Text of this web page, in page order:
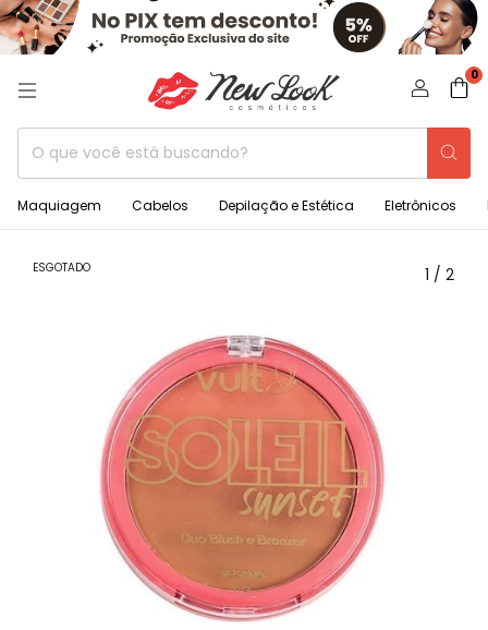
0
Maquiagem Cabelos Depilação e Estética Eletrônicos
ESGOTADO 1 / 2